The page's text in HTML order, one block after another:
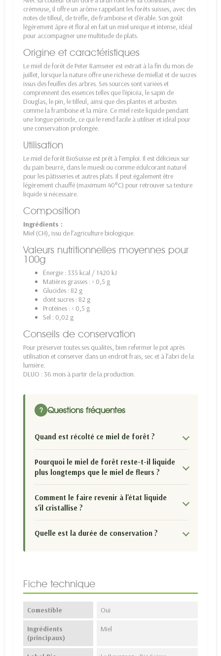
crémeuse, il offre un arôme rappelant les forêts suisses, avec des
notes de tilleul, de trèfle, de framboise et d'érable. Son goût
légèrement âpre et floral en fait un miel unique et intense, idéal
pour accompagner une multitude de plats.
Origine et caractéristiques
Le miel de forêt de Peter Ramseier est extrait à la fin du mois de
juillet, lorsque la nature offre une richesse de miellat et de sucres
issus des feuilles des arbres. Ses sources sont variées et
comprennent des essences telles que l'épicéa, le sapin de
Douglas, le pin, le tilleul, ainsi que des plantes et arbustes
comme la framboise et la mûre. Ce miel reste liquide pendant
une longue période, ce qui le rend facile à utiliser et idéal pour
une conservation prolongée.
Utilisation
Le miel de forêt BioSuisse est prêt à l’emploi. Il est délicieux sur
du pain beurré, dans le muesli ou comme édulcorant naturel
pour les pâtisseries et autres plats. Il peut également être
légèrement chauffé (maximum 40°C) pour retrouver sa texture
liquide si nécessaire.
Composition
Ingrédients :
Miel (CH), issu de l’agriculture biologique.
Valeurs nutritionnelles moyennes pour
100g
Énergie : 335 kcal / 1420 kJ
Matières grasses : < 0,5 g
Glucides : 82 g
dont sucres : 82 g
Protéines : < 0,5 g
Sel : 0,02 g
Conseils de conservation
Pour préserver toutes ses qualités, bien refermer le pot après
utilisation et conserver dans un endroit frais, sec et à l’abri de la
lumière.
DLUO : 36 mois à partir de la production.
? Questions fréquentes
Quand est récolté ce miel de forêt ?
Pourquoi le miel de forêt reste-t-il liquide
plus longtemps que le miel de fleurs ?
Comment le faire revenir à l'état liquide
s'il cristallise ?
Quelle est la durée de conservation ?
Fiche technique
Comestible Oui
Ingrédients
(principaux)
Miel